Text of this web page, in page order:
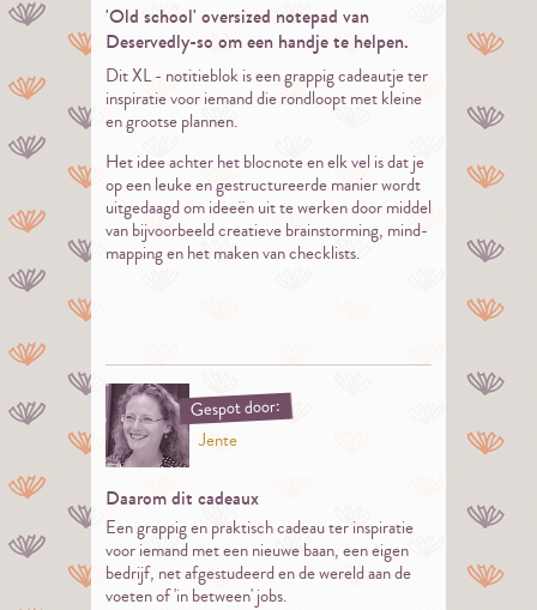
'Old school' oversized notepad van
Deservedly-so om een handje te helpen.
Dit XL - notitieblok is een grappig cadeautje ter
inspiratie voor iemand die rondloopt met kleine
en grootse plannen.
Het idee achter het blocnote en elk vel is dat je
op een leuke en gestructureerde manier wordt
uitgedaagd om ideeën uit te werken door middel
van bijvoorbeeld creatieve brainstorming, mind-
mapping en het maken van checklists.
Gespot door:
Jente
Daarom dit cadeaux
Een grappig en praktisch cadeau ter inspiratie
voor iemand met een nieuwe baan, een eigen
bedrijf, net afgestudeerd en de wereld aan de
voeten of 'in between' jobs.